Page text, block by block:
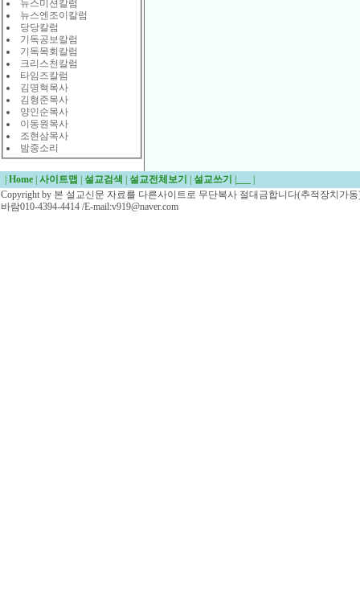
뉴스미션칼럼
뉴스엔조이칼럼
당당칼럼
기독공보칼럼
기독목회칼럼
크리스천칼럼
타임즈칼럼
김명혁목사
김형준목사
양인순목사
이동원목사
조현삼목사
밤중소리
Home 사이트맵 설교검색 설교전체보기 설교쓰기
Copyright by 본 설교신문 자료를 다른사이트로 무단복사 절대금합니다(추적장치가
바람010-4394-4414 /E-mail:v919@naver.com